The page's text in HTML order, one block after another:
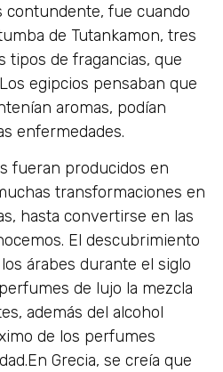
contundente, fue cuando
de Tutankamon, tres
tipos de fragancias, que
egipcios pensaban que
aromas, podían
enfermedades.
fueran producidos en
transformaciones en
hasta convertirse en las
El descubrimiento
árabes durante el siglo
de lujo la mezcla
además del alcohol
de los perfumes
Grecia, se creía que